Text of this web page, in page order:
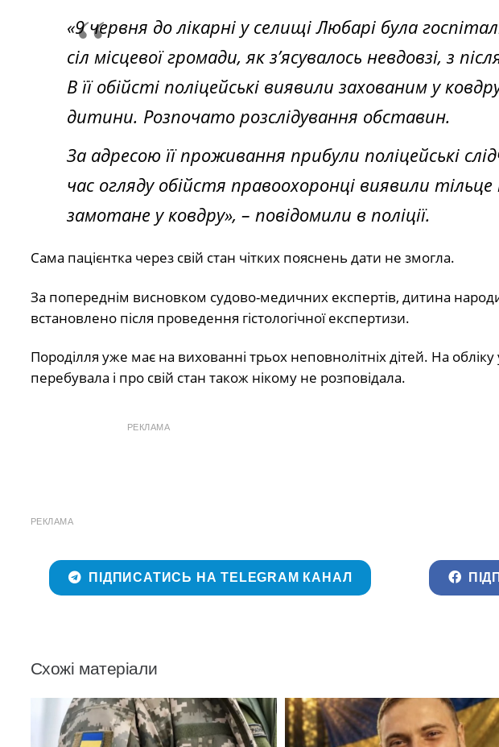
«9 червня до лікарні у селищі Любарі була
сіл місцевої громади, як з’ясувалось невдовзі, з
В її обійсті поліцейські виявили захованим у
дитини. Розпочато розслідування обставин.
За адресою її проживання прибули поліцейські
час огляду обійстя правоохоронці виявили
замотане у ковдру», – повідомили в поліції.
Сама пацієнтка через свій стан чітких пояснень дати не змогла.
За попереднім висновком судово-медичних експертів, дитина
встановлено після проведення гістологічної експертизи.
Породілля уже має на вихованні трьох неповнолітніх дітей. На обліку
перебувала і про свій стан також нікому не розповідала.
РЕКЛАМА
РЕКЛАМА
ПІДПИСАТИСЬ НА TELEGRAM КАНАЛ
Схожі матеріали